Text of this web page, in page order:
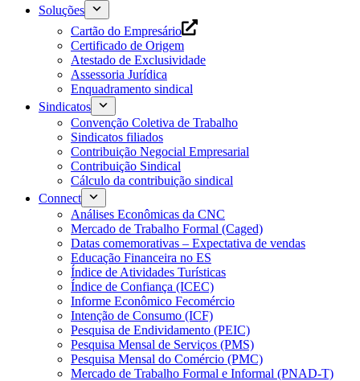
Soluções
Cartão do Empresário
Certificado de Origem
Atestado de Exclusividade
Assessoria Jurídica
Enquadramento sindical
Sindicatos
Convenção Coletiva de Trabalho
Sindicatos filiados
Contribuição Negocial Empresarial
Contribuição Sindical
Cálculo da contribuição sindical
Connect
Análises Econômicas da CNC
Mercado de Trabalho Formal (Caged)
Datas comemorativas – Expectativa de vendas
Educação Financeira no ES
Índice de Atividades Turísticas
Índice de Confiança (ICEC)
Informe Econômico Fecomércio
Intenção de Consumo (ICF)
Pesquisa de Endividamento (PEIC)
Pesquisa Mensal de Serviços (PMS)
Pesquisa Mensal do Comércio (PMC)
Mercado de Trabalho Formal e Informal (PNAD-T)